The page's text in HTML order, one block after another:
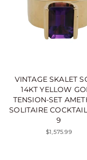
VINTAGE SKALET
14KT YELLOW
TENSION-SET
SOLITAIRE
9
$1,575.99